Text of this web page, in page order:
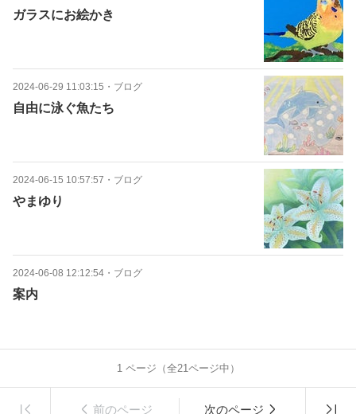
ガラスにお絵かき
2024-06-29 11:03:15 ・ ブログ
自由に泳ぐ魚たち
2024-06-15 10:57:57 ・ ブログ
やまゆり
2024-06-08 12:12:54 ・ ブログ
案内
1ページ（全21ページ中）
前のページ 次のページ